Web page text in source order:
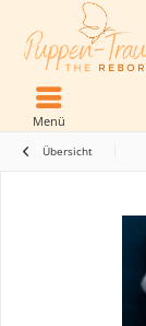
Menü
Übersicht